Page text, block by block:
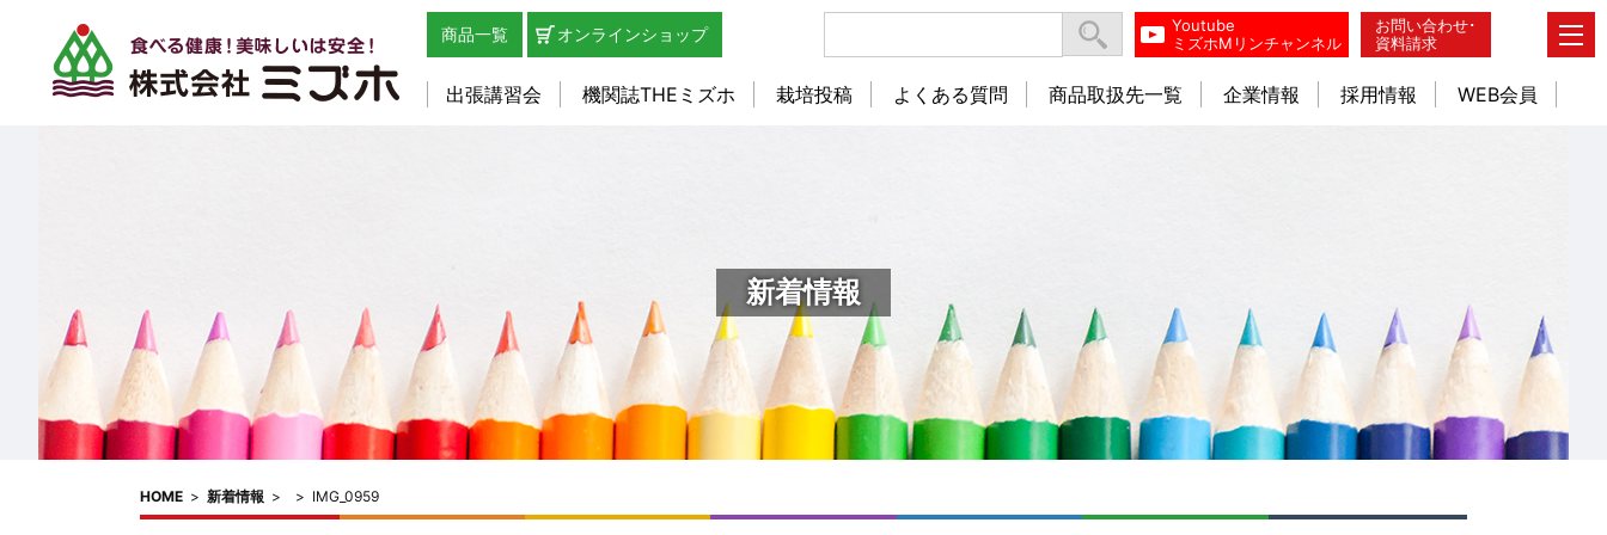
お問い合わせ･
資料請求
Youtube
ミズホMリンチャンネル
商品一覧 オンラインショップ
出張講習会 機関誌THEミズホ 栽培投稿 よくある質問 商品取扱先一覧 企業情報 採用情報 WEB会員
新着情報
HOME > 新着情報 > > IMG_0959